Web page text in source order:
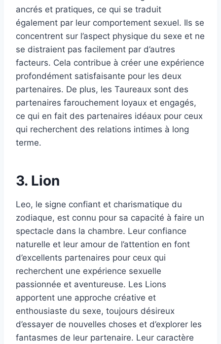
ancrés et pratiques, ce qui se traduit
également par leur comportement sexuel. Ils se
concentrent sur l’aspect physique du sexe et ne
se distraient pas facilement par d’autres
facteurs. Cela contribue à créer une expérience
profondément satisfaisante pour les deux
partenaires. De plus, les Taureaux sont des
partenaires farouchement loyaux et engagés,
ce qui en fait des partenaires idéaux pour ceux
qui recherchent des relations intimes à long
terme.
3. Lion
Leo, le signe confiant et charismatique du
zodiaque, est connu pour sa capacité à faire un
spectacle dans la chambre. Leur confiance
naturelle et leur amour de l’attention en font
d’excellents partenaires pour ceux qui
recherchent une expérience sexuelle
passionnée et aventureuse. Les Lions
apportent une approche créative et
enthousiaste du sexe, toujours désireux
d’essayer de nouvelles choses et d’explorer les
fantasmes de leur partenaire. Leur caractère